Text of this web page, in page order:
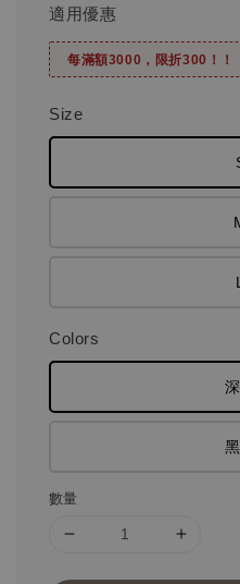
適用優惠
每滿額3000，限折300！！
Size
L
Colors
數量